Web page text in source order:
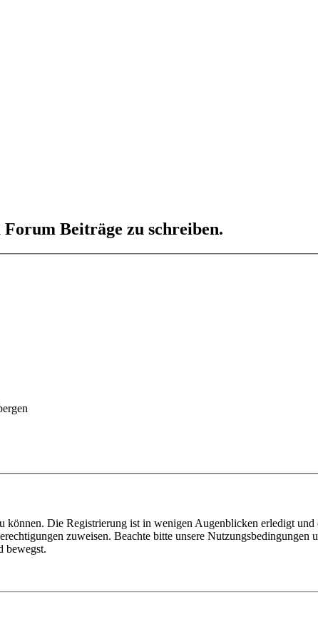
Beiträge zu schreiben.
können. Die Registrierung ist in wenigen Augenblicken erledigt
zuweisen. Beachte bitte unsere
bewegst.